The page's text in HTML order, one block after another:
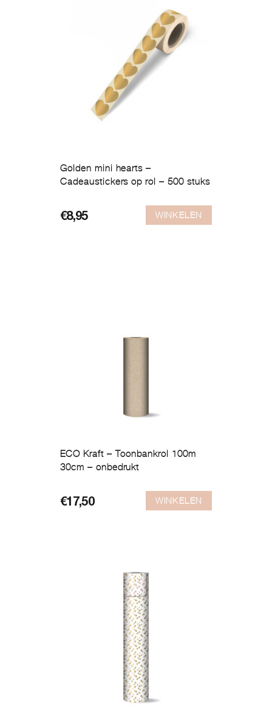
Golden mini hearts –
Cadeaustickers op rol – 500 stuks
€8,95 WINKELEN
ECO Kraft – Toonbankrol 100m
30cm – onbedrukt
€17,50 WINKELEN